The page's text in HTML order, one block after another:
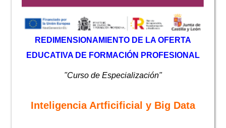
REDIMENSIONAMIENTO DE LA OFERTA
EDUCATIVA DE FORMACIÓN PROFESIONAL
"Curso de Especialización"
Inteligencia Artficificial y Big Data